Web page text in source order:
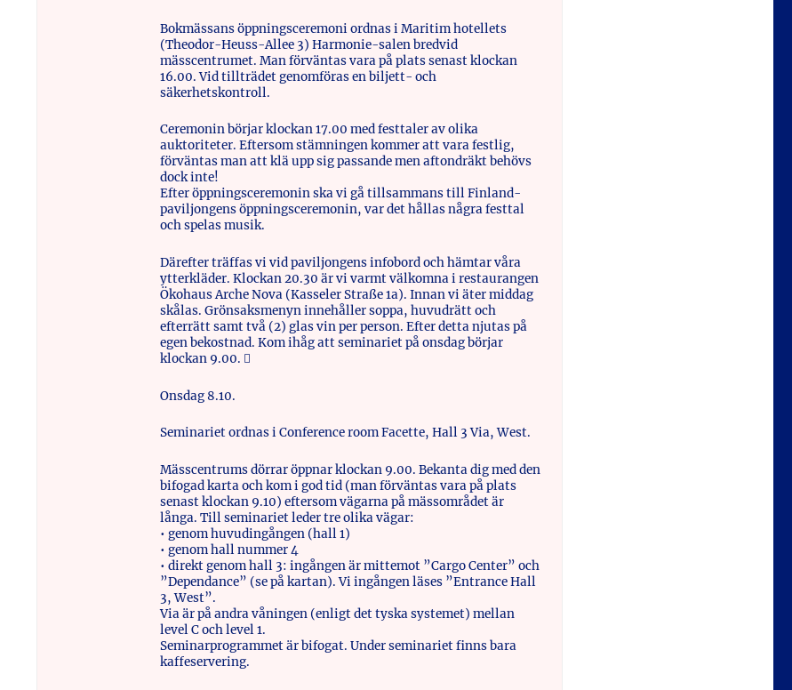
Bokmässans öppningsceremoni ordnas i Maritim hotellets
(Theodor-Heuss-Allee 3) Harmonie-salen bredvid
mässcentrumet. Man förväntas vara på plats senast klockan
16.00. Vid tillträdet genomföras en biljett- och
säkerhetskontroll.
Ceremonin börjar klockan 17.00 med festtaler av olika
auktoriteter. Eftersom stämningen kommer att vara festlig,
förväntas man att klä upp sig passande men aftondräkt behövs
dock inte!
Efter öppningsceremonin ska vi gå tillsammans till Finland-
paviljongens öppningsceremonin, var det hållas några festtal
och spelas musik.
Därefter träffas vi vid paviljongens infobord och hämtar våra
ytterkläder. Klockan 20.30 är vi varmt välkomna i restaurangen
Ökohaus Arche Nova (Kasseler Straße 1a). Innan vi äter middag
skålas. Grönsaksmenyn innehåller soppa, huvudrätt och
efterrätt samt två (2) glas vin per person. Efter detta njutas på
egen bekostnad. Kom ihåg att seminariet på onsdag börjar
klockan 9.00. 
Onsdag 8.10.
Seminariet ordnas i Conference room Facette, Hall 3 Via, West.
Mässcentrums dörrar öppnar klockan 9.00. Bekanta dig med den
bifogad karta och kom i god tid (man förväntas vara på plats
senast klockan 9.10) eftersom vägarna på mässområdet är
långa. Till seminariet leder tre olika vägar:
• genom huvudingången (hall 1)
• genom hall nummer 4
• direkt genom hall 3: ingången är mittemot ”Cargo Center” och
”Dependance” (se på kartan). Vi ingången läses ”Entrance Hall
3, West”.
Via är på andra våningen (enligt det tyska systemet) mellan
level C och level 1.
Seminarprogrammet är bifogat. Under seminariet finns bara
kaffeservering.